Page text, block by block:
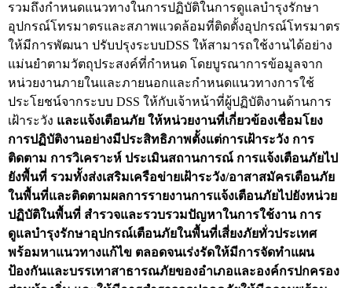
รวมถึงกำหนดแนวทางในการปฏิบัติในการดูแลบำรุงรักษา
อุปกรณ์โทรมาตรและสภาพแวดล้อมที่ติดตั้งอุปกรณ์โทรมาตร
ให้มีการพัฒนา ปรับปรุงระบบDSS ให้สามารถใช้งานได้อย่าง
แม่นยำตามวัตถุประสงค์ที่กำหนด โดยบูรณาการข้อมูลจาก
หน่วยงานภายในและภายนอกและกำหนดแนวทางการใช้
ประโยชน์จากระบบ DSS ให้กับเจ้าหน้าที่ผู้ปฏิบัติงานด้านการ
เฝ้าระวัง และแจ้งเตือนภัย ให้หน่วยงานที่เกี่ยวข้องเชื่อมโยง
การปฏิบัติงานอย่างมีประสิทธิภาพตั้งแต่การเฝ้าระวัง การ
ติดตาม การวิเคราะห์ ประเมินสถานการณ์ การแจ้งเตือนภัยไป
ยังพื้นที่ รวมทั้งส่งเสริมเครือข่ายเฝ้าระวัง/อาสาสมัครเตือนภัย
ในพื้นที่และติดตามผลการรายงานการแจ้งเตือนภัยไปยังหน่วย
ปฏิบัติในพื้นที่ สำรวจและรวบรวมปัญหาในการใช้งาน การ
ดูแลบำรุงรักษาอุปกรณ์เตือนภัยในพื้นที่เสี่ยงภัยทั่วประเทศ
พร้อมหาแนวทางแก้ไข ตลอดจนเร่งรัดให้มีการจัดทำแผน
ป้องกันและบรรเทาสาธารณภัยของอำเภอและองค์กรปกครอง